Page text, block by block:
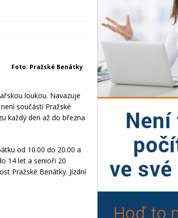
Foto: Pražské Benátky
loukou. Navazuje
součástí Pražské
každý den až do března
od 10.00 do 20.00 a
14 let a senioři 20
Pražské Benátky. Jízdní